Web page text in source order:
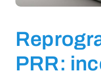
PRR: